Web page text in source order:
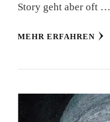
Story geht aber oft …
MEHR ERFAHREN